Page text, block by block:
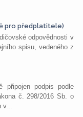
pro předplatitele)
odpovědnosti v
spisu, vedeného z
připojen podpis podle
č. 298/2016 Sb. o
v...